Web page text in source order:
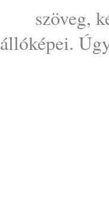
szöveg,
állóképei.